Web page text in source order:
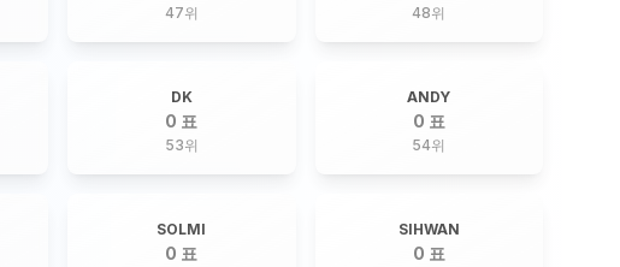
47위 48위
DK
0 표
53위
ANDY
0 표
54위
SOLMI
0 표
SIHWAN
0 표